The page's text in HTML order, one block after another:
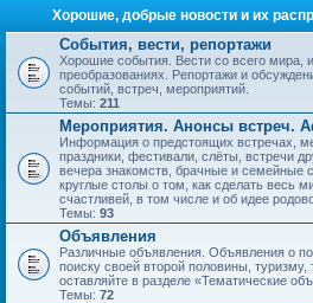
Хорошие, добрые новости и их
События, вести, репортажи
Хорошие события. Вести со всего мира,
преобразованиях. Репортажи и
событий, встреч, мероприятий.
Темы: 211
Мероприятия. Анонсы встреч.
Информация о предстоящих встречах,
праздники, фестивали, слёты, встречи
вечера знакомств, брачные и семейные
круглые столы о том, как сделать весь
счастливей, в том числе и об идее
Темы: 93
Объявления
Различные объявления. Объявления о
поиску своей второй половины, туризму,
оставляйте в разделе «Тематические
Темы: 72